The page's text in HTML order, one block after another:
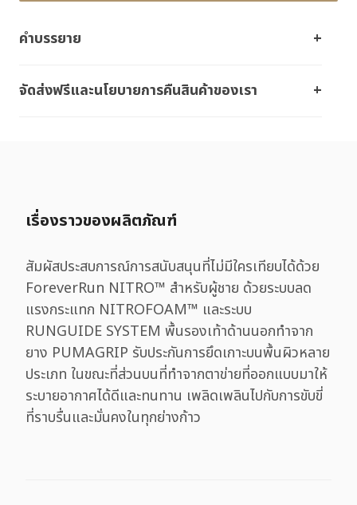
คำบรรยาย
จัดส่งฟรีและนโยบายการคืนสินค้าของเรา
เรื่องราวของผลิตภัณฑ์
สัมผัสประสบการณ์การสนับสนุนที่ไม่มีใครเทียบได้ด้วย
ForeverRun NITRO™ สําหรับผู้ชาย ด้วยระบบลด
แรงกระแทก NITROFOAM™ และระบบ
RUNGUIDE SYSTEM พื้นรองเท้าด้านนอกทำจาก
ยาง PUMAGRIP รับประกันการยึดเกาะบนพื้นผิวหลาย
ประเภท ในขณะที่ส่วนบนที่ทำจากตาข่ายที่ออกแบบมาให้
ระบายอากาศได้ดีและทนทาน เพลิดเพลินไปกับการขับขี่
ที่ราบรื่นและมั่นคงในทุกย่างก้าว